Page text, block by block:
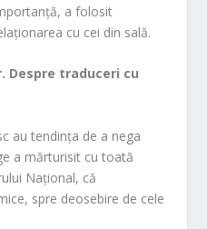
a folosit
cu cei din sală.
Despre traduceri cu
au tendința de a nega
a mărturisit cu toată
Național, că
spre deosebire de cele